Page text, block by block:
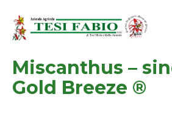
Miscanthus –
Gold Breeze ®